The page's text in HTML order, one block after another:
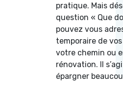
pratique. Mais
question « Que
pouvez vous
temporaire de
votre chemin ou
rénovation. Il
épargner